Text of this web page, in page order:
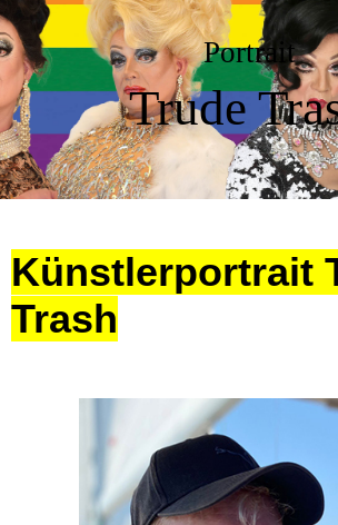
Portrait
Trude
Künstlerportrait
Trash